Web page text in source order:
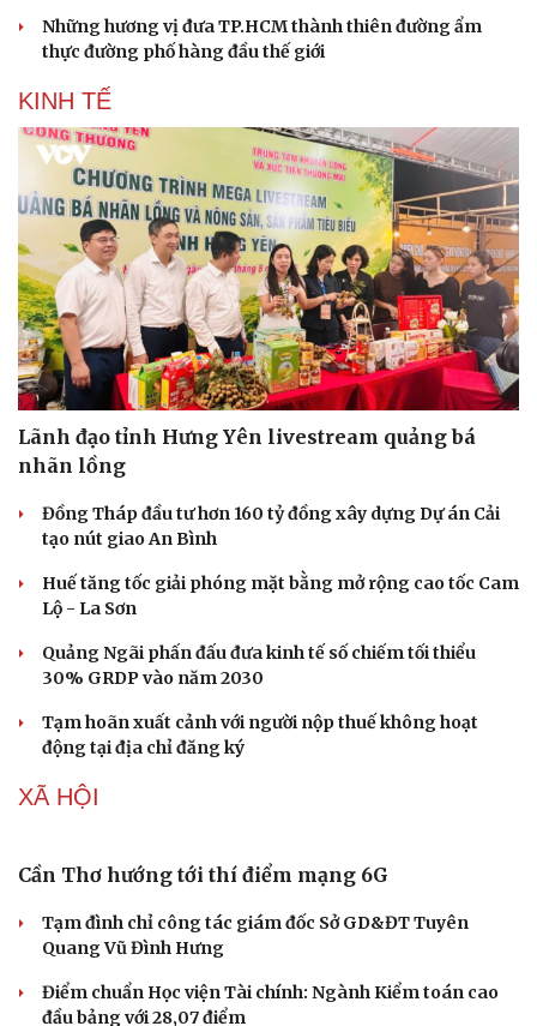
Sức khỏe
Dinh dưỡng - món ngon
Cây thuốc
Sản phụ khoa
Nhi khoa
Nam khoa
Làm đẹp - giảm cân
Phòng mạch online
Ăn sạch sống khỏe
Đời sống
Nhà đẹp
Blog
Tình yêu - Gia đình
Những hương vị đưa TP.HCM thành thiên đường ẩm
thực đường phố hàng đầu thế giới
KINH TẾ
Lãnh đạo tỉnh Hưng Yên livestream quảng bá
nhãn lồng
Đồng Tháp đầu tư hơn 160 tỷ đồng xây dựng Dự án Cải
tạo nút giao An Bình
Huế tăng tốc giải phóng mặt bằng mở rộng cao tốc Cam
Lộ - La Sơn
Quảng Ngãi phấn đấu đưa kinh tế số chiếm tối thiểu
30% GRDP vào năm 2030
Tạm hoãn xuất cảnh với người nộp thuế không hoạt
động tại địa chỉ đăng ký
XÃ HỘI